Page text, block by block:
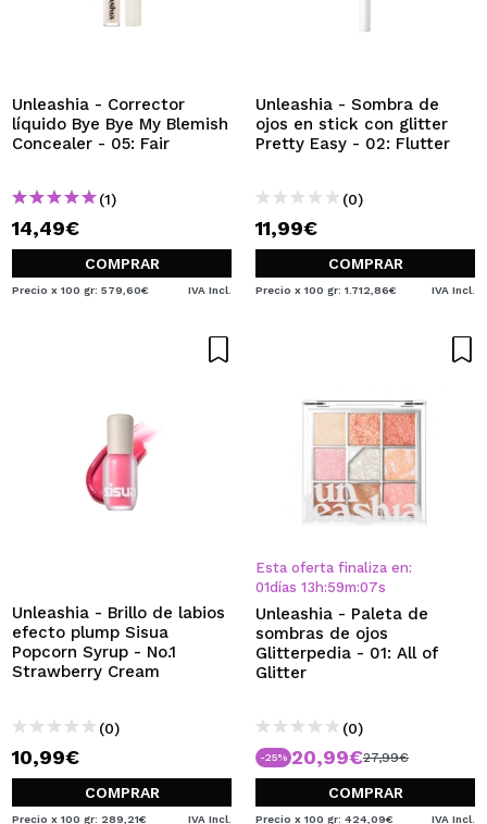
No tengo cuenta aquí
Al crear una cuenta en Maquillalia.com podrás realizar
tus compras rápidamente, revisar el estado de tus
pedidos y consultar tus operaciones anteriores.
Unleashia - Corrector
líquido Bye Bye My Blemish
Concealer - 05: Fair
(1)
14,49€
COMPRAR
Precio x 100 gr: 579,60€ IVA Incl.
Unleashia - Sombra de
ojos en stick con glitter
Pretty Easy - 02: Flutter
(0)
11,99€
COMPRAR
Precio x 100 gr: 1.712,86€ IVA Incl.
Unleashia - Brillo de labios
efecto plump Sisua
Popcorn Syrup - No.1
Strawberry Cream
(0)
10,99€
COMPRAR
Precio x 100 gr: 289,21€ IVA Incl.
Esta oferta finaliza en:
01días 13 h:59m:07s
Unleashia - Paleta de
sombras de ojos
Glitterpedia - 01: All of
Glitter
(0)
-25% 20,99€27,99€
COMPRAR
Precio x 100 gr: 424,09€ IVA Incl.